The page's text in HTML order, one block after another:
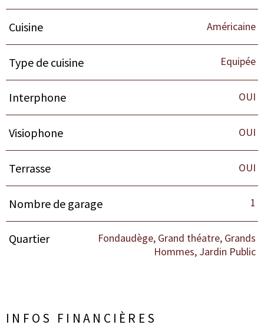
Cuisine Américaine
Type de cuisine Equipée
Interphone OUI
Visiophone OUI
Terrasse OUI
Nombre de garage 1
Quartier
Fondaudège, Grand théatre, Grands
Hommes, Jardin Public
INFOS FINANCIÈRES